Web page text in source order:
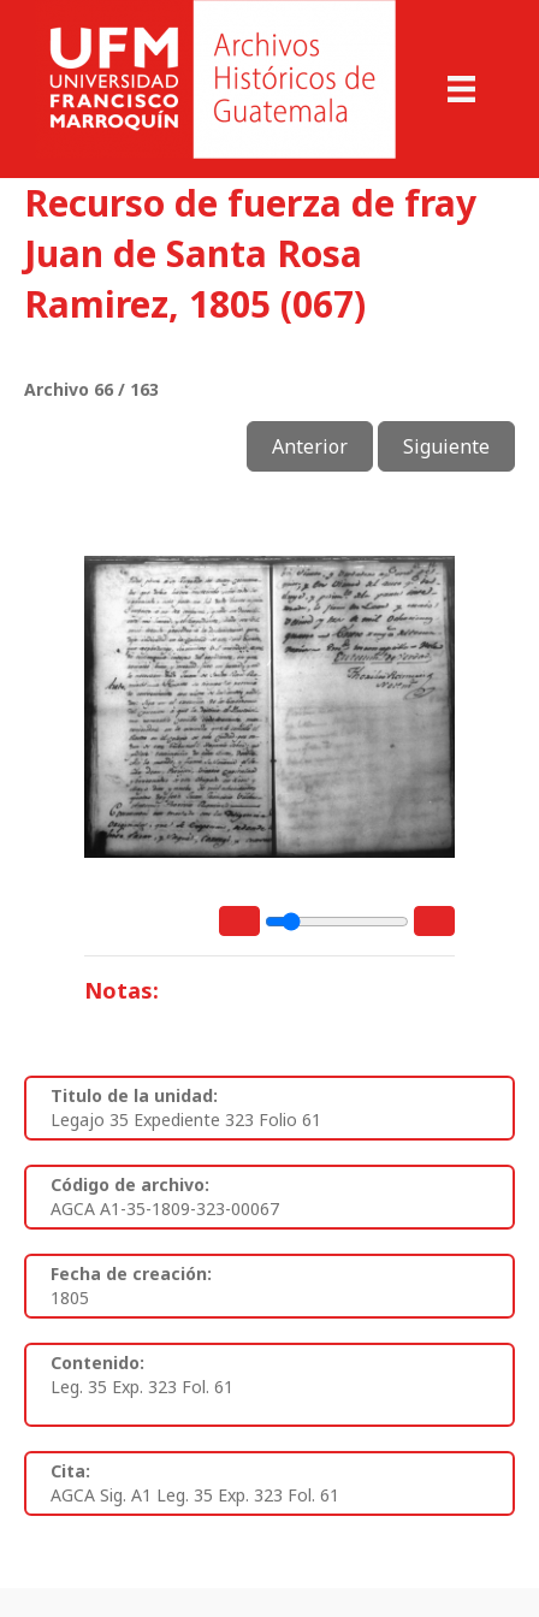
Recurso de fuerza de fray
Juan de Santa Rosa
Ramirez, 1805 (067)
Archivo 66 / 163
Anterior Siguiente
Notas:
Titulo de la unidad:
Legajo 35 Expediente 323 Folio 61
Código de archivo:
AGCA A1-35-1809-323-00067
Fecha de creación:
1805
Contenido:
Leg. 35 Exp. 323 Fol. 61
Cita:
AGCA Sig. A1 Leg. 35 Exp. 323 Fol. 61